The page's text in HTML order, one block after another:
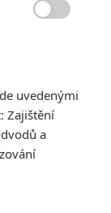
fantasy
čekat
uvedenými
Zajištění
a